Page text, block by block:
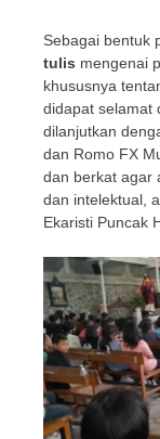
Sebagai bentuk
tulis mengenai
khususnya
didapat selamat
dilanjutkan
dan Romo FX
dan berkat agar
dan intelektual,
Ekaristi Puncak